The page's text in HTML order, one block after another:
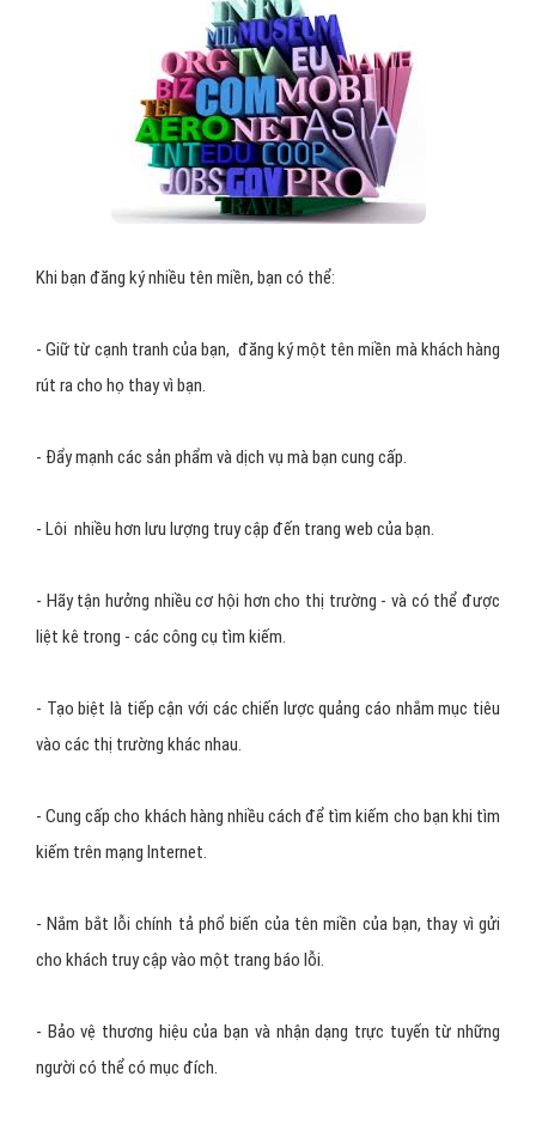
Khi bạn đăng ký nhiều tên miền, bạn có thể:
- Giữ từ cạnh tranh của bạn, đăng ký một tên miền mà khách hàng
rút ra cho họ thay vì bạn.
- Đẩy mạnh các sản phẩm và dịch vụ mà bạn cung cấp.
- Lôi nhiều hơn lưu lượng truy cập đến trang web của bạn.
- Hãy tận hưởng nhiều cơ hội hơn cho thị trường - và có thể được
liệt kê trong - các công cụ tìm kiếm.
- Tạo biệt là tiếp cận với các chiến lược quảng cáo nhắm mục tiêu
vào các thị trường khác nhau.
- Cung cấp cho khách hàng nhiều cách để tìm kiếm cho bạn khi tìm
kiếm trên mạng Internet.
- Nắm bắt lỗi chính tả phổ biến của tên miền của bạn, thay vì gửi
cho khách truy cập vào một trang báo lỗi.
- Bảo vệ thương hiệu của bạn và nhận dạng trực tuyến từ những
người có thể có mục đích.